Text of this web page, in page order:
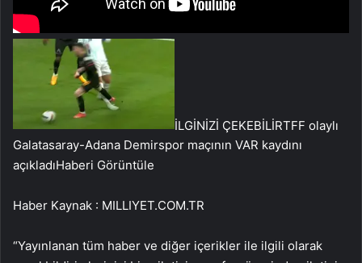
İLGİNİZİ ÇEKEBİLİRTFF olaylı
Galatasaray-Adana Demirspor maçının VAR kaydını
açıkladıHaberi Görüntüle
Haber Kaynak : MILLIYET.COM.TR
“Yayınlanan tüm haber ve diğer içerikler ile ilgili olarak